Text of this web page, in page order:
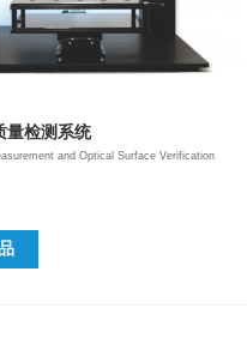
量检测系统
and Optical Surface Verification